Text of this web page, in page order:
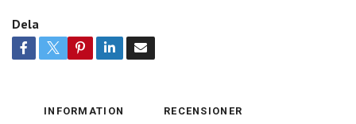
Dela
INFORMATION RECENSIONER